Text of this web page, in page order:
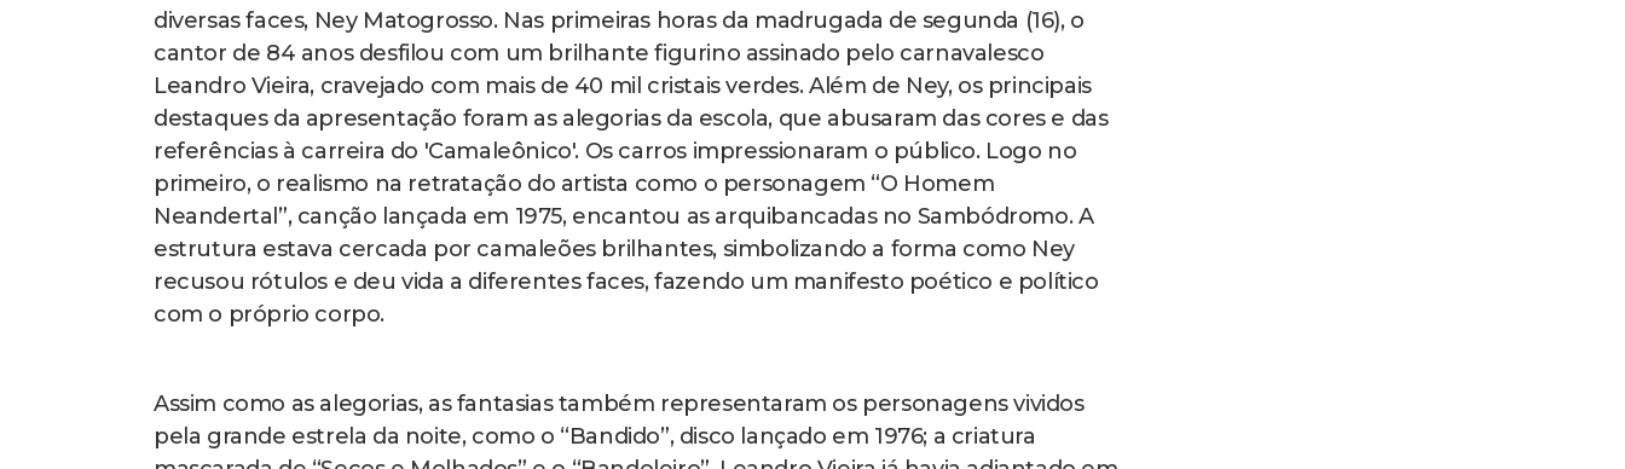
diversas faces, Ney Matogrosso. Nas primeiras horas da madrugada de segunda (16), o
cantor de 84 anos desfilou com um brilhante figurino assinado pelo carnavalesco
Leandro Vieira, cravejado com mais de 40 mil cristais verdes. Além de Ney, os principais
destaques da apresentação foram as alegorias da escola, que abusaram das cores e das
referências à carreira do 'Camaleônico'. Os carros impressionaram o público. Logo no
primeiro, o realismo na retratação do artista como o personagem “O Homem
Neandertal”, canção lançada em 1975, encantou as arquibancadas no Sambódromo. A
estrutura estava cercada por camaleões brilhantes, simbolizando a forma como Ney
recusou rótulos e deu vida a diferentes faces, fazendo um manifesto poético e político
com o próprio corpo.
Assim como as alegorias, as fantasias também representaram os personagens vividos
pela grande estrela da noite, como o “Bandido”, disco lançado em 1976; a criatura